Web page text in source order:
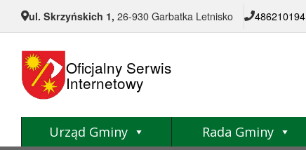
ul. Skrzyńskich 1, 26-930 Garbatka Letnisko 486210194
Oficjalny Serwis
Internetowy
Urząd Gminy Rada Gminy